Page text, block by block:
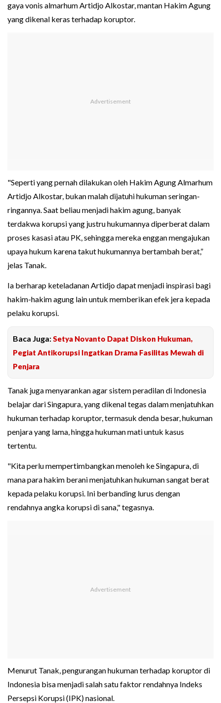
gaya vonis almarhum Artidjo Alkostar, mantan Hakim Agung
yang dikenal keras terhadap koruptor.
"Seperti yang pernah dilakukan oleh Hakim Agung Almarhum
Artidjo Alkostar, bukan malah dijatuhi hukuman seringan-
ringannya. Saat beliau menjadi hakim agung, banyak
terdakwa korupsi yang justru hukumannya diperberat dalam
proses kasasi atau PK, sehingga mereka enggan mengajukan
upaya hukum karena takut hukumannya bertambah berat,”
jelas Tanak.
Ia berharap keteladanan Artidjo dapat menjadi inspirasi bagi
hakim-hakim agung lain untuk memberikan efek jera kepada
pelaku korupsi.
Baca Juga:Setya Novanto Dapat Diskon Hukuman,
Pegiat Antikorupsi Ingatkan Drama Fasilitas Mewah di
Penjara
Tanak juga menyarankan agar sistem peradilan di Indonesia
belajar dari Singapura, yang dikenal tegas dalam menjatuhkan
hukuman terhadap koruptor, termasuk denda besar, hukuman
penjara yang lama, hingga hukuman mati untuk kasus
tertentu.
"Kita perlu mempertimbangkan menoleh ke Singapura, di
mana para hakim berani menjatuhkan hukuman sangat berat
kepada pelaku korupsi. Ini berbanding lurus dengan
rendahnya angka korupsi di sana," tegasnya.
Menurut Tanak, pengurangan hukuman terhadap koruptor di
Indonesia bisa menjadi salah satu faktor rendahnya Indeks
Persepsi Korupsi (IPK) nasional.